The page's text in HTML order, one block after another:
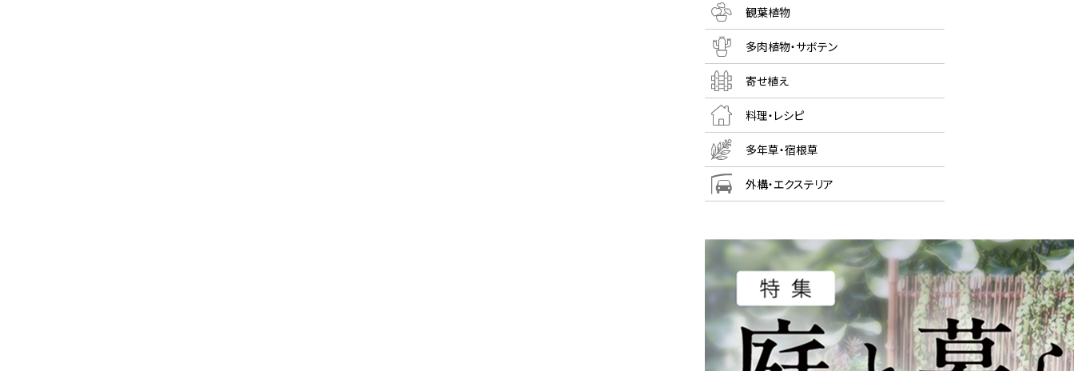
観葉植物
多肉植物・サボテン
寄せ植え
料理・レシピ
多年草・宿根草
外構・エクステリア